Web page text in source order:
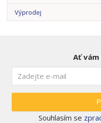
Výprodej
Ať vám
Souhlasím se